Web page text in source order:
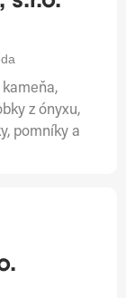
z ónyxu,
pomníky a